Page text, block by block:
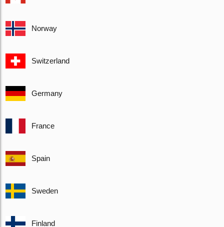
Norway
Switzerland
Germany
France
Spain
Sweden
Finland